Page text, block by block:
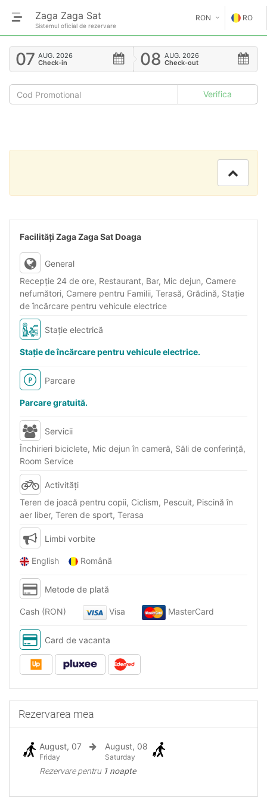
Zaga Zaga Sat
Sistemul oficial de rezervare
RON
€
$
£
RO
EN
GE
GR
RO
07 AUG. 2026
Check-in
08 AUG. 2026
Check-out
Facilități Zaga Zaga Sat Doaga
General
Recepţie 24 de ore, Restaurant, Bar, Mic dejun, Camere
nefumători, Camere pentru Familii, Terasă, Grădină, Stație
de încărcare pentru vehicule electrice
Stație electrică
Stație de încărcare pentru vehicule electrice.
Parcare
Parcare gratuită.
Servicii
Închirieri biciclete, Mic dejun în cameră, Săli de conferinţă,
Room Service
Activități
Teren de joacă pentru copii, Ciclism, Pescuit, Piscină în
aer liber, Teren de sport, Terasa
Limbi vorbite
English Română
Metode de plată
Cash (RON) Visa MasterCard
Card de vacanta
Rezervarea mea
August, 07
Friday
August, 08
Saturday
Rezervare pentru 1 noapte